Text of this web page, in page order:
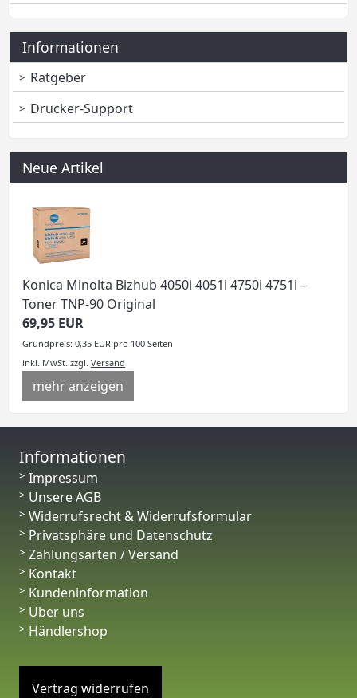
Informationen
Ratgeber
Drucker-Support
Neue Artikel
Konica Minolta Bizhub 4050i 4051i 4750i 4751i –
Toner TNP-90 Original
69,95 EUR
Grundpreis: 0,35 EUR pro 100 Seiten
inkl. MwSt. zzgl. Versand
mehr anzeigen
Informationen
Impressum
Unsere AGB
Widerrufsrecht & Widerrufsformular
Privatsphäre und Datenschutz
Zahlungsarten / Versand
Kontakt
Kundeninformation
Über uns
Händlershop
Vertrag widerrufen